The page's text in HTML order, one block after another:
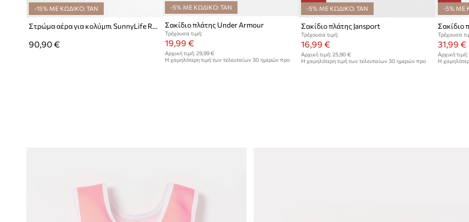
-15% ΜΕ ΚΩΔΙΚΟ: TAN
90,90 €
-5% ΜΕ ΚΩΔΙΚΟ: TAN
Σακίδιο πλάτης Under Armour
Τρέχουσα τιμή:
19,99 €
Αρχική τιμή:29,99 €
Η χαμηλότερη τιμή των τελευταίων 30 ημερών προ
-5% ΜΕ ΚΩΔΙΚΟ: TAN
Σακίδιο πλάτης Jansport
Τρέχουσα τιμή:
16,99 €
Αρχική τιμή: 25,90 €
Η χαμηλότερη τιμή των τελευταίων 30 ημερών προ
-5% ΜΕ
Σακίδιο
Τρέχουσα
31,99 €
Αρχική τιμή:
Η